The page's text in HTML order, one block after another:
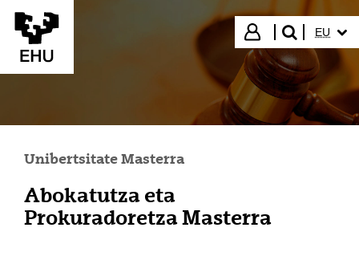
Eduki nagusira joan
Hasi saioa
bilatu"
EU
Unibertsitate Masterra
Abokatutza eta
Prokuradoretza Masterra